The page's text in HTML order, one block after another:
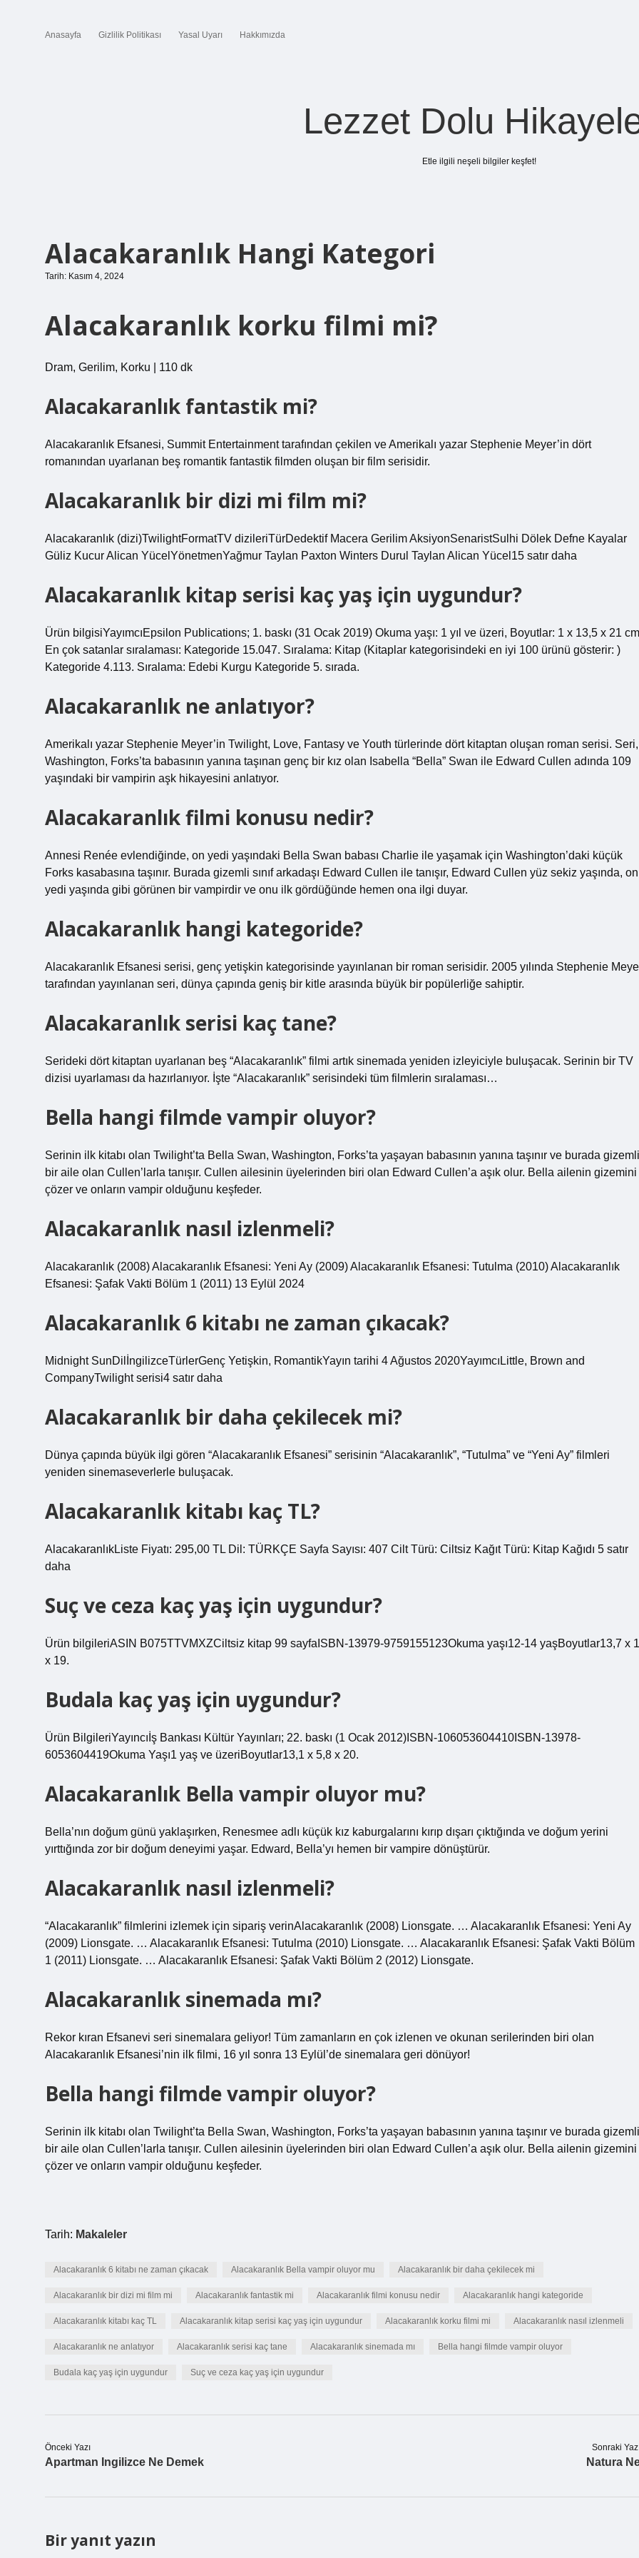
Anasayfa Gizlilik Politikası Yasal Uyarı Hakkımızda
Lezzet Dolu
Etle ilgili neşeli bilgiler keşfet!
Alacakaranlık Hangi Kategori
Tarih: Kasım 4, 2024
Alacakaranlık korku filmi mi?
Dram, Gerilim, Korku | 110 dk
Alacakaranlık fantastik mi?
Alacakaranlık Efsanesi, Summit Entertainment tarafından çekilen ve Amerikalı yazar Stephenie Meyer’in dört
romanından uyarlanan beş romantik fantastik filmden oluşan bir film serisidir.
Alacakaranlık bir dizi mi film mi?
Alacakaranlık (dizi)TwilightFormatTV dizileriTürDedektif Macera Gerilim AksiyonSenaristSulhi Dölek Defne Kayalar
Güliz Kucur Alican YücelYönetmenYağmur Taylan Paxton Winters Durul Taylan Alican Yücel15 satır daha
Alacakaranlık kitap serisi kaç yaş için uygundur?
Ürün bilgisiYayımcı‎Epsilon Publications; 1. baskı (31 Ocak 2019) Okuma yaşı: 1 yıl ve üzeri, Boyutlar: 1 x 13,5 x 21
En çok satanlar sıralaması: Kategoride 15.047. Sıralama: Kitap (Kitaplar kategorisindeki en iyi 100 ürünü gösterir: )
Kategoride 4.113. Sıralama: Edebi Kurgu Kategoride 5. sırada.
Alacakaranlık ne anlatıyor?
Amerikalı yazar Stephenie Meyer’in Twilight, Love, Fantasy ve Youth türlerinde dört kitaptan oluşan roman serisi. Seri,
Washington, Forks’ta babasının yanına taşınan genç bir kız olan Isabella “Bella” Swan ile Edward Cullen adında 109
yaşındaki bir vampirin aşk hikayesini anlatıyor.
Alacakaranlık filmi konusu nedir?
Annesi Renée evlendiğinde, on yedi yaşındaki Bella Swan babası Charlie ile yaşamak için Washington’daki küçük
Forks kasabasına taşınır. Burada gizemli sınıf arkadaşı Edward Cullen ile tanışır, Edward Cullen yüz sekiz yaşında, on
yedi yaşında gibi görünen bir vampirdir ve onu ilk gördüğünde hemen ona ilgi duyar.
Alacakaranlık hangi kategoride?
Alacakaranlık Efsanesi serisi, genç yetişkin kategorisinde yayınlanan bir roman serisidir. 2005 yılında Stephenie
tarafından yayınlanan seri, dünya çapında geniş bir kitle arasında büyük bir popülerliğe sahiptir.
Alacakaranlık serisi kaç tane?
Serideki dört kitaptan uyarlanan beş “Alacakaranlık” filmi artık sinemada yeniden izleyiciyle buluşacak. Serinin bir TV
dizisi uyarlaması da hazırlanıyor. İşte “Alacakaranlık” serisindeki tüm filmlerin sıralaması…
Bella hangi filmde vampir oluyor?
Serinin ilk kitabı olan Twilight’ta Bella Swan, Washington, Forks’ta yaşayan babasının yanına taşınır ve burada gizemli
bir aile olan Cullen’larla tanışır. Cullen ailesinin üyelerinden biri olan Edward Cullen’a aşık olur. Bella ailenin gizemini
çözer ve onların vampir olduğunu keşfeder.
Alacakaranlık nasıl izlenmeli?
Alacakaranlık (2008) Alacakaranlık Efsanesi: Yeni Ay (2009) Alacakaranlık Efsanesi: Tutulma (2010) Alacakaranlık
Efsanesi: Şafak Vakti Bölüm 1 (2011) 13 Eylül 2024
Alacakaranlık 6 kitabı ne zaman çıkacak?
Midnight SunDilİngilizceTürlerGenç Yetişkin, RomantikYayın tarihi 4 Ağustos 2020YayımcıLittle, Brown and
CompanyTwilight serisi4 satır daha
Alacakaranlık bir daha çekilecek mi?
Dünya çapında büyük ilgi gören “Alacakaranlık Efsanesi” serisinin “Alacakaranlık”, “Tutulma” ve “Yeni Ay” filmleri
yeniden sinemaseverlerle buluşacak.
Alacakaranlık kitabı kaç TL?
AlacakaranlıkListe Fiyatı: 295,00 TL Dil: TÜRKÇE Sayfa Sayısı: 407 Cilt Türü: Ciltsiz Kağıt Türü: Kitap Kağıdı 5 satır
daha
Suç ve ceza kaç yaş için uygundur?
Ürün bilgileriASIN B075TTVMXZCiltsiz kitap 99 sayfaISBN-13979-9759155123Okuma yaşı12-14 yaşBoyutlar13,7 x 1
x 19.
Budala kaç yaş için uygundur?
Ürün BilgileriYayıncı‎İş Bankası Kültür Yayınları; 22. baskı (1 Ocak 2012)ISBN-10‎6053604410ISBN-13‎978-
6053604419Okuma Yaşı1 yaş ve üzeriBoyutlar‎13,1 x 5,8 x 20.
Alacakaranlık Bella vampir oluyor mu?
Bella’nın doğum günü yaklaşırken, Renesmee adlı küçük kız kaburgalarını kırıp dışarı çıktığında ve doğum yerini
yırttığında zor bir doğum deneyimi yaşar. Edward, Bella’yı hemen bir vampire dönüştürür.
Alacakaranlık nasıl izlenmeli?
“Alacakaranlık” filmlerini izlemek için sipariş verinAlacakaranlık (2008) Lionsgate. … Alacakaranlık Efsanesi: Yeni Ay
(2009) Lionsgate. … Alacakaranlık Efsanesi: Tutulma (2010) Lionsgate. … Alacakaranlık Efsanesi: Şafak Vakti Bölüm
1 (2011) Lionsgate. … Alacakaranlık Efsanesi: Şafak Vakti Bölüm 2 (2012) Lionsgate.
Alacakaranlık sinemada mı?
Rekor kıran Efsanevi seri sinemalara geliyor! Tüm zamanların en çok izlenen ve okunan serilerinden biri olan
Alacakaranlık Efsanesi’nin ilk filmi, 16 yıl sonra 13 Eylül’de sinemalara geri dönüyor!
Bella hangi filmde vampir oluyor?
Serinin ilk kitabı olan Twilight’ta Bella Swan, Washington, Forks’ta yaşayan babasının yanına taşınır ve burada gizemli
bir aile olan Cullen’larla tanışır. Cullen ailesinin üyelerinden biri olan Edward Cullen’a aşık olur. Bella ailenin gizemini
çözer ve onların vampir olduğunu keşfeder.
Tarih: Makaleler
Alacakaranlık 6 kitabı ne zaman çıkacak Alacakaranlık Bella vampir oluyor mu Alacakaranlık bir daha çekilecek mi
Alacakaranlık bir dizi mi film mi Alacakaranlık fantastik mi Alacakaranlık filmi konusu nedir Alacakaranlık hangi kategoride
Alacakaranlık kitabı kaç TL Alacakaranlık kitap serisi kaç yaş için uygundur Alacakaranlık korku filmi mi Alacakaranlık nasıl izlenmeli
Alacakaranlık ne anlatıyor Alacakaranlık serisi kaç tane Alacakaranlık sinemada mı Bella hangi filmde vampir oluyor
Budala kaç yaş için uygundur Suç ve ceza kaç yaş için uygundur
Önceki Yazı
Apartman Ingilizce Ne Demek
Sonraki
Natura
Bir yanıt yazın